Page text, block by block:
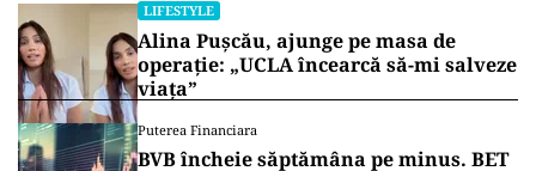
LIFESTYLE
Alina Pușcău, ajunge pe masa de
operație: „UCLA încearcă să-mi salveze
viața”
Puterea Financiara
BVB încheie săptămâna pe minus. BET